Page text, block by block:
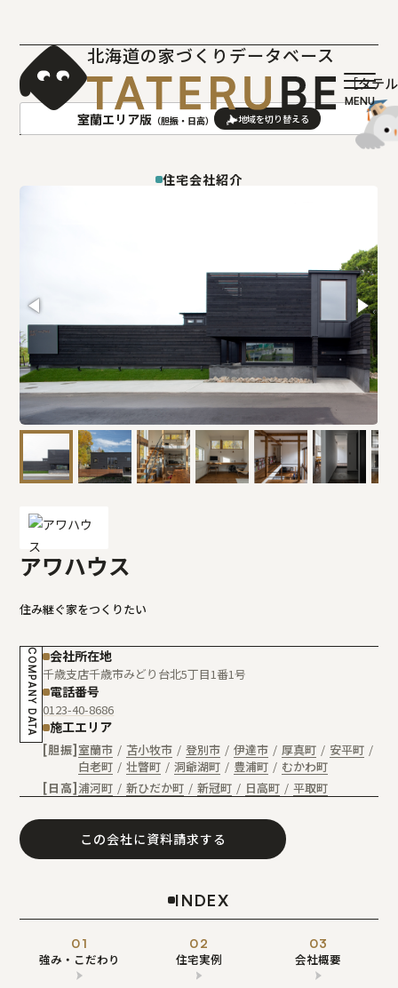
北海道の家づくりデータベース
［タテ
室蘭エリア版 （胆振・日高）
釧路(釧路･根室)版
住宅会社紹介
アワハウス
住み継ぐ家をつくりたい
COMPANY DATA 会社所在地
千歳支店千歳市みどり台北5丁目1番1号
電話番号
0123-40-8686
施工エリア
胆振 室蘭市 苫小牧市 登別市 伊達市 厚真町
安平町
白老町
壮瞥町 洞爺湖町 豊浦町
むかわ町
日高 浦河町 新ひだか町 新冠町 日高町 平取町
この会社に資料請求する
INDEX
強み・こだわり 住宅実例 会社概要